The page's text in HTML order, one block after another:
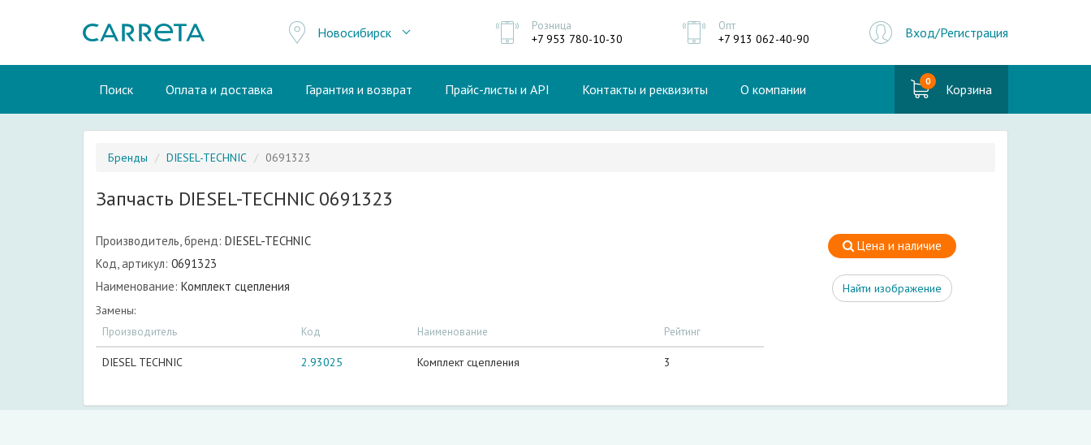
Новосибирск Розница
+7 953 780-10-30
Опт
+7 913 062-40-90 Вход/Регистрация
Поиск Оплата и доставка Гарантия и возврат Прайс-листы и API Контакты и реквизиты О компании 0 Корзина
Бренды DIESEL-TECHNIC 0691323
Запчасть DIESEL-TECHNIC 0691323
Производитель, бренд: DIESEL-TECHNIC
Код, артикул: 0691323
Наименование: Комплект сцепления
Замены:
Производитель Код Наименование Рейтинг
DIESEL TECHNIC 2.93025 Комплект сцепления 3
Цена и наличие
Найти изображение